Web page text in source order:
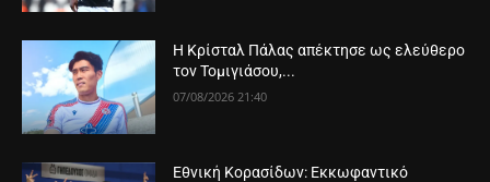
Η Κρίσταλ Πάλας απέκτησε ως ελεύθερο
τον Τομιγιάσου,...
07/08/2026 21:40
Εθνική Κορασίδων: Εκκωφαντικό